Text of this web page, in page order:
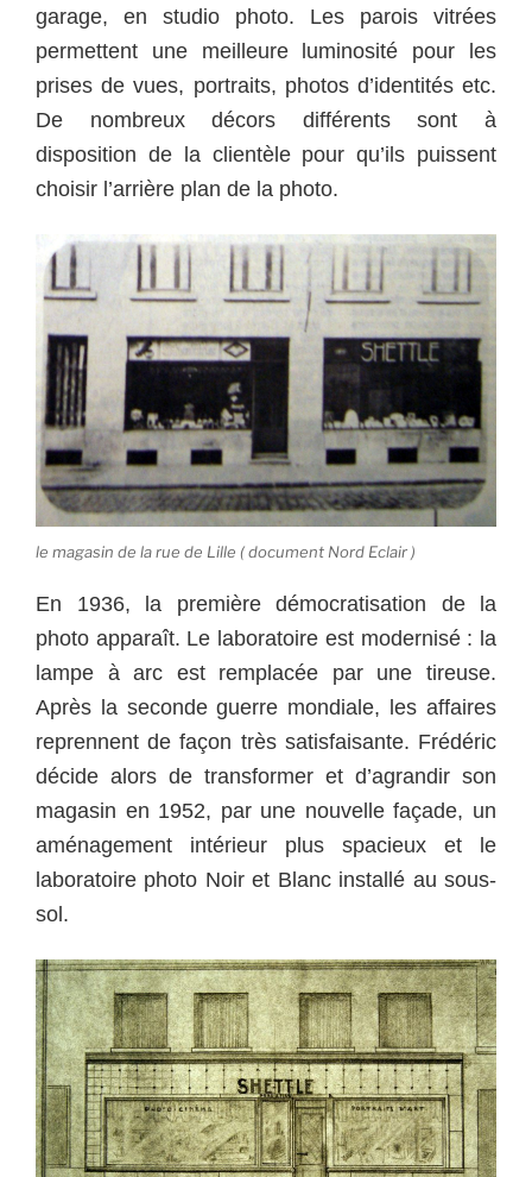
garage, en studio photo. Les parois vitrées
permettent une meilleure luminosité pour les
prises de vues, portraits, photos d’identités etc.
De nombreux décors différents sont à
disposition de la clientèle pour qu’ils puissent
choisir l’arrière plan de la photo.
le magasin de la rue de Lille ( document Nord Eclair )
En 1936, la première démocratisation de la
photo apparaît. Le laboratoire est modernisé : la
lampe à arc est remplacée par une tireuse.
Après la seconde guerre mondiale, les affaires
reprennent de façon très satisfaisante. Frédéric
décide alors de transformer et d’agrandir son
magasin en 1952, par une nouvelle façade, un
aménagement intérieur plus spacieux et le
laboratoire photo Noir et Blanc installé au sous-
sol.